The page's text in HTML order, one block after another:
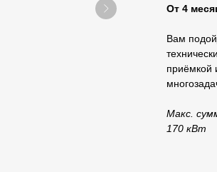
От 4
Вам
приёмкой
Макс.
170 кВт